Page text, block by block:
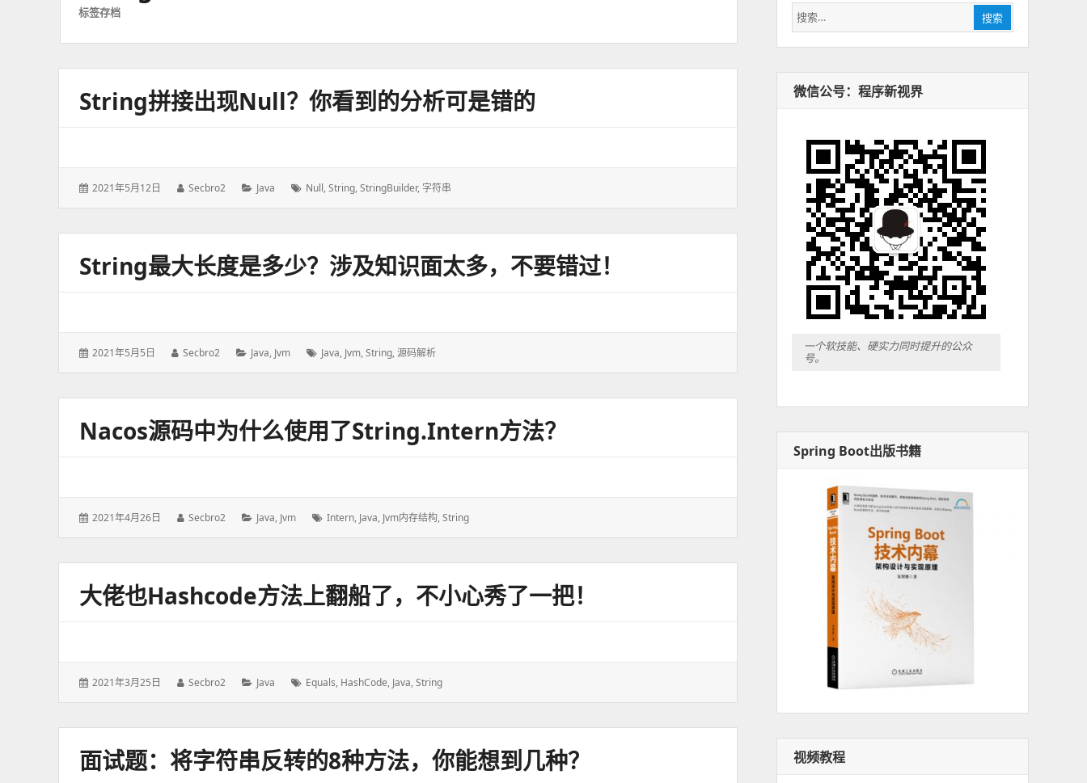
标签存档
String拼接出现null？你看到的分析可是错的
发
2021年5月12日
作
Secbro2
分
Java
标
Null,String,StringBuilder, 字符串
String最大长度是多少？涉及知识面太多，不要错过！
发
2021年5月5日
作
Secbro2
分
Java, Jvm
标
Java, Jvm,String,源码解析
Nacos源码中为什么使用了String.intern方法？
发
2021年4月26日
作
Secbro2
分
Java, Jvm
标
Intern, Java, Jvm内存结构,String
大佬也hashcode方法上翻船了，不小心秀了一把！
发
2021年3月25日
作
Secbro2
分
Java
标
Equals, HashCode, Java,String
面试题：将字符串反转的8种方法，你能想到几种？
搜
索：
搜索
微信公号：程序新视界
一个软技能、硬实力同时提升的公众
号。
Spring Boot出版书籍
视频教程